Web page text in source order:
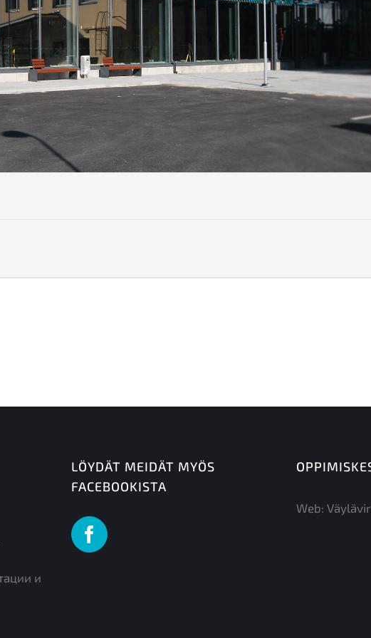
kautta tutustua liikennöidyn rautatieympäristön erityispiirteisiin.
KiscoTaitaja, jonka Väylävirasto on valinnut koulutuskumppaniksi toteuttamaan
Väyläviraston Ratateknisessä oppimiskeskuksessa (ROK).
kurssin alkamista. Myöhemmin suoritetuista peruutuksista tai peruuttamatta
и
LÖYDÄT MEIDÄT MYÖS
FACEBOOKISTA
Web: